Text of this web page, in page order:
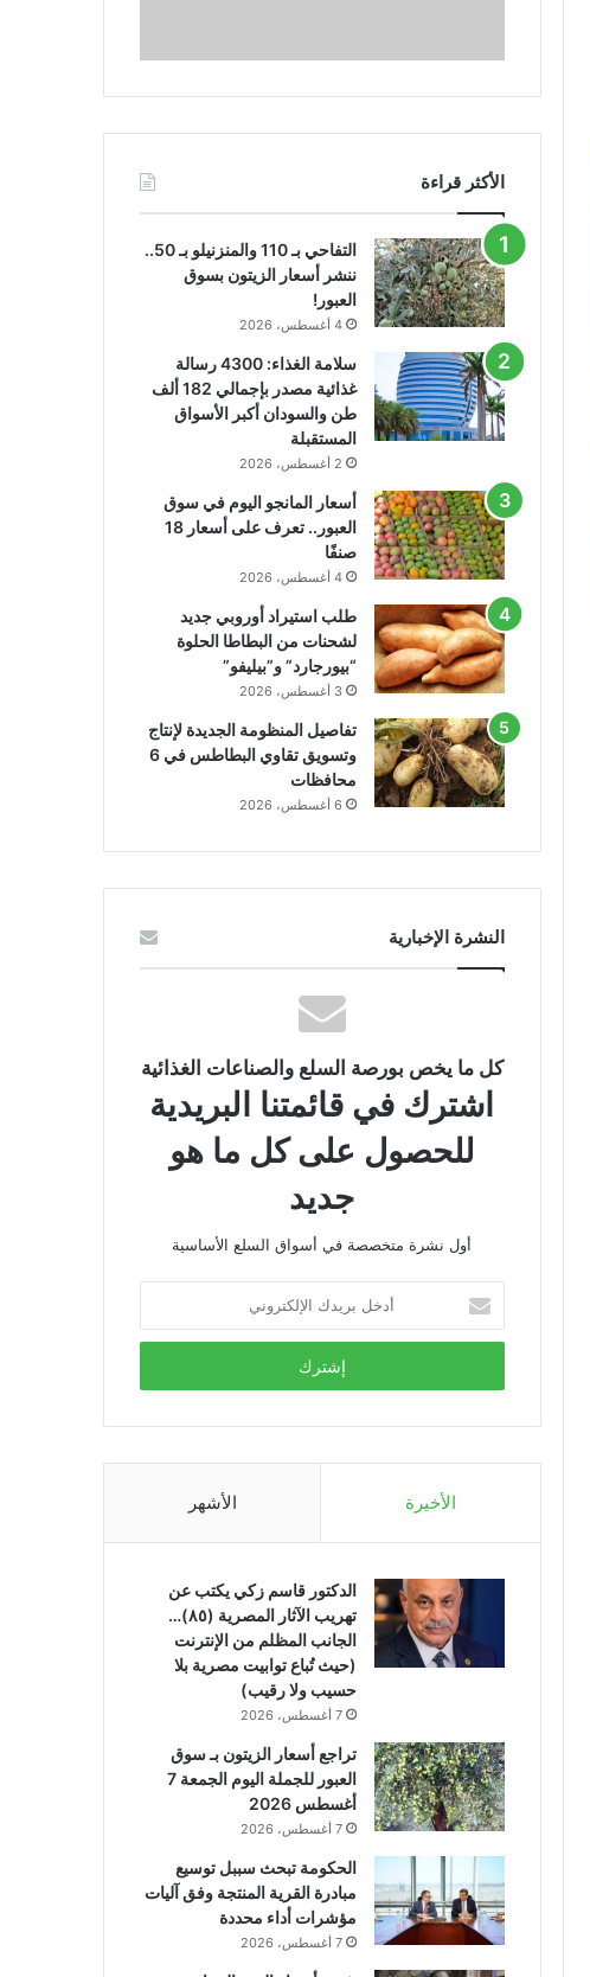
الأكثر قراءة
التفاحي بـ 110 والمنزنيلو بـ 50..
ننشر أسعار الزيتون بسوق
العبور!
4 أغسطس، 2026
سلامة الغذاء: 4300 رسالة
غذائية مصدر بإجمالي 182 ألف
طن والسودان أكبر الأسواق
المستقبلة
2 أغسطس، 2026
أسعار المانجو اليوم في سوق
العبور.. تعرف على أسعار 18
صنفًا
4 أغسطس، 2026
طلب استيراد أوروبي جديد
لشحنات من البطاطا الحلوة
“بيورجارد” و”بيليفو”
3 أغسطس، 2026
تفاصيل المنظومة الجديدة لإنتاج
وتسويق تقاوي البطاطس في 6
محافظات
6 أغسطس، 2026
النشرة الإخبارية
كل ما يخص بورصة السلع والصناعات الغذائية
اشترك في قائمتنا البريدية
للحصول على كل ما هو
جديد
أول نشرة متخصصة في أسواق السلع الأساسية
بريدك
الإلكتروني
الأخيرة الأشهر
الدكتور قاسم زكي يكتب عن
تهريب الآثار المصرية (٨٥)…
الجانب المظلم من الإنترنت
(حيث تُباع توابيت مصرية بلا
حسيب ولا رقيب)
7 أغسطس، 2026
تراجع أسعار الزيتون بـ سوق
العبور للجملة اليوم الجمعة 7
أغسطس 2026
7 أغسطس، 2026
الحكومة تبحث سببل توسيع
مبادرة القرية المنتجة وفق آليات
مؤشرات أداء محددة
7 أغسطس، 2026